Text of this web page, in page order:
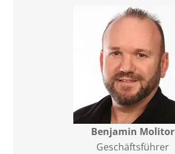
Benjamin Molitor
Geschäftsführer